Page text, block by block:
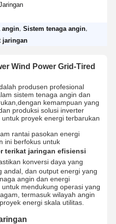
angin ,Sistem tenaga angin
jaringan
Wind Power Grid-Tired
produsen profesional
sistem tenaga angin dan
kemampuan yang
produksi solusi inverter
proyek energi terbarukan
rantai pasokan energi
ini berfokus untuk
terikat jaringan efisiensi
konversi daya yang
andal, dan output energi yang
angin dan energi
mendukung operasi yang
termasuk wilayah angin
energi skala utilitas.